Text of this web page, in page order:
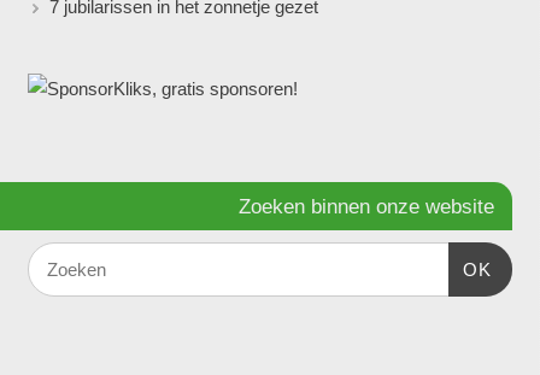
7 jubilarissen in het zonnetje gezet
Zoeken binnen onze website
OK